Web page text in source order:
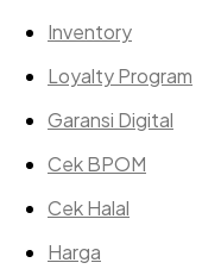
Inventory
Loyalty Program
Garansi Digital
Cek BPOM
Cek Halal
Harga